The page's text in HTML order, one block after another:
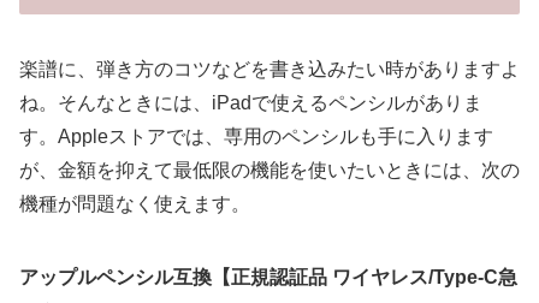
楽譜に、弾き方のコツなどを書き込みたい時がありますよ
ね。そんなときには、iPadで使えるペンシルがありま
す。Appleストアでは、専用のペンシルも手に入ります
が、金額を抑えて最低限の機能を使いたいときには、次の
機種が問題なく使えます。
アップルペンシル互換【正規認証品 ワイヤレス/Type-C急